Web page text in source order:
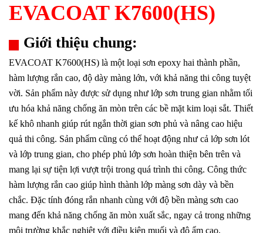
EVACOAT K7600(HS)
Giới thiệu chung:
EVACOAT K7600(HS) là một loại sơn epoxy hai thành phần,
hàm lượng rắn cao, độ dày màng lớn, với khả năng thi công tuyệt
vời. Sản phẩm này được sử dụng như lớp sơn trung gian nhằm tối
ưu hóa khả năng chống ăn mòn trên các bề mặt kim loại sắt. Thiết
kế khô nhanh giúp rút ngắn thời gian sơn phủ và nâng cao hiệu
quả thi công. Sản phẩm cũng có thể hoạt động như cả lớp sơn lót
và lớp trung gian, cho phép phủ lớp sơn hoàn thiện bên trên và
mang lại sự tiện lợi vượt trội trong quá trình thi công. Công thức
hàm lượng rắn cao giúp hình thành lớp màng sơn dày và bền
chắc. Đặc tính đóng rắn nhanh cùng với độ bền màng sơn cao
mang đến khả năng chống ăn mòn xuất sắc, ngay cả trong những
môi trường khắc nghiệt với điều kiện muối và độ ẩm cao.